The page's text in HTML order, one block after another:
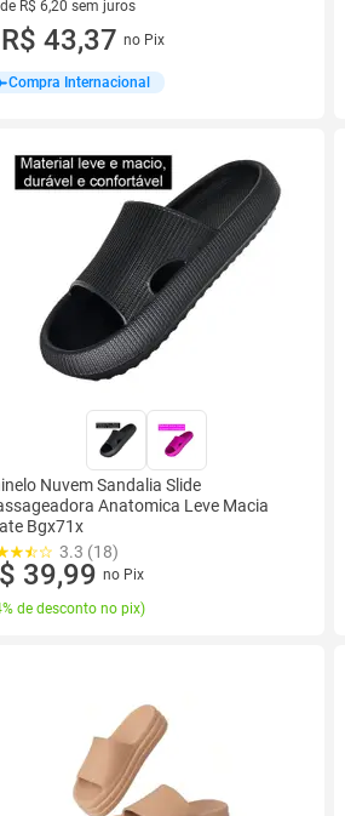
R$ 6,20 sem juros
de R$ 6,20 sem juros
R$ 43,37 no Pix
Compra Internacional
Nuvem Sandalia Slide
Anatomica Leve Macia
Bgx71x
3.3 (18)
39,99 no Pix
de desconto no pix)